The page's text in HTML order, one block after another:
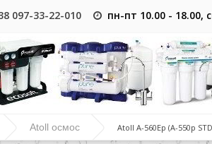
097-33-22-010 пн-пт 10.00 - 18.00,
Atoll осмос Atoll A-560Ep (A-550p